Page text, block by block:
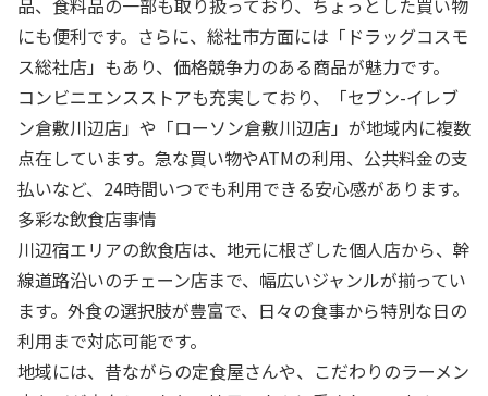
にも便利です。さらに、総社市方面には「ドラッグコスモ
ス総社店」もあり、価格競争力のある商品が魅力です。
コンビニエンスストアも充実しており、「セブン-イレブ
ン倉敷川辺店」や「ローソン倉敷川辺店」が地域内に複数
点在しています。急な買い物やATMの利用、公共料金の支
払いなど、24時間いつでも利用できる安心感があります。
多彩な飲食店事情
川辺宿エリアの飲食店は、地元に根ざした個人店から、幹
線道路沿いのチェーン店まで、幅広いジャンルが揃ってい
ます。外食の選択肢が豊富で、日々の食事から特別な日の
利用まで対応可能です。
地域には、昔ながらの定食屋さんや、こだわりのラーメン